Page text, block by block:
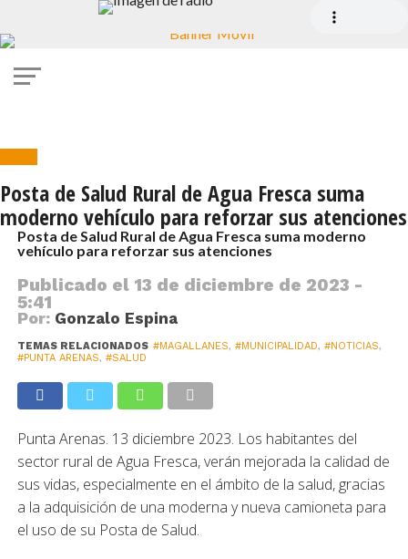
Salud
Posta de Salud Rural de Agua Fresca suma
moderno vehículo para reforzar sus atenciones
Posta de Salud Rural de Agua Fresca suma moderno
vehículo para reforzar sus atenciones
Publicado el 13 de diciembre de 2023 -
5:41
Por: Gonzalo Espina
TEMAS RELACIONADOS #MAGALLANES, #MUNICIPALIDAD, #NOTICIAS,
#PUNTA ARENAS, #SALUD
Punta Arenas. 13 diciembre 2023. Los habitantes del
sector rural de Agua Fresca, verán mejorada la calidad de
sus vidas, especialmente en el ámbito de la salud, gracias
a la adquisición de una moderna y nueva camioneta para
el uso de su Posta de Salud.